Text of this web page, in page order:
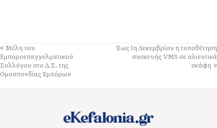
22:40
Πέθανε ο ηθοποιός Νίκος Καλογερόπουλος
22:30
Δήμος Ληξουρίου: Ομόφωνα συλλυπητήρια για την απώλεια της
Μέλη του
Εμποροεπαγγελματικού
Συλλόγου στο Δ.Σ. της
Ομοσπονδίας Εμπόρων
Έως 1η Δεκεμβρίου η τοποθέτηση
συσκευής VMS σε αλιευτικά
σκάφη